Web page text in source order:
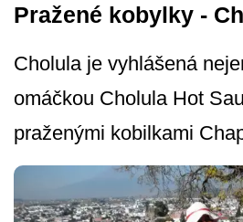
Pražené kobylky -
Cholula je vyhlášená
omáčkou Cholula Hot
praženými kobilkami